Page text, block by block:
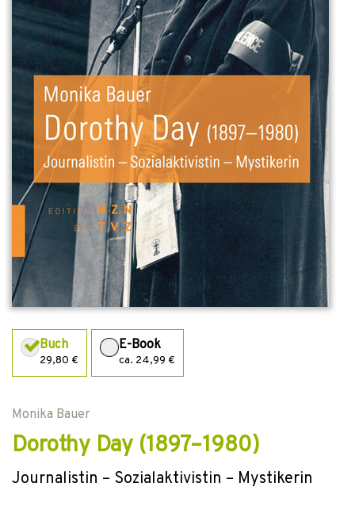
Buch
29,80 €
E-Book
ca. 24,99 €
Monika Bauer
Dorothy Day (1897–1980)
Journalistin – Sozialaktivistin – Mystikerin